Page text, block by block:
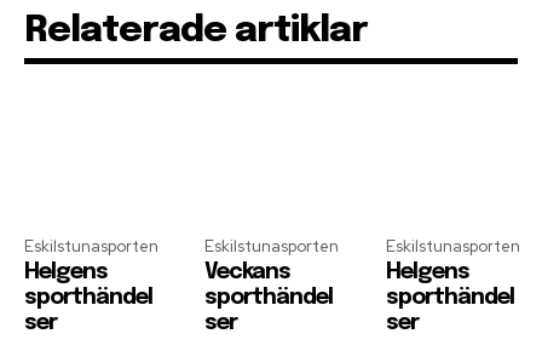
Relaterade artiklar
Eskilstunasporten
Helgens
sporthändel
ser
Eskilstunasporten
Veckans
sporthändel
ser
Eskilstunasporten
Helgens
sporthändel
ser